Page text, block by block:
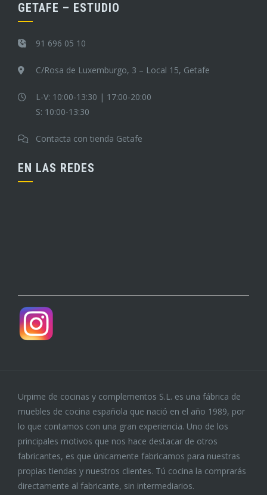
GETAFE – ESTUDIO
91 696 05 10
C/Rosa de Luxemburgo, 3 – Local 15, Getafe
L-V: 10:00-13:30 | 17:00-20:00
S: 10:00-13:30
Contacta con tienda Getafe
EN LAS REDES
Urpime de cocinas y complementos S.L. es una fábrica de
muebles de cocina española que nació en el año 1989, por
lo que contamos con una gran experiencia. Uno de los
principales motivos que nos hace destacar de otros
fabricantes, es que únicamente fabricamos para nuestras
propias tiendas y nuestros clientes. Tú cocina la comprarás
directamente al fabricante, sin intermediarios.